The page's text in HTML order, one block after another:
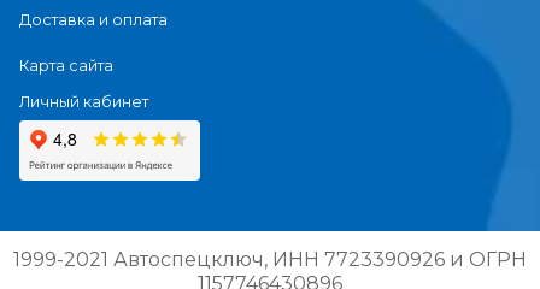
Доставка и оплата
Карта сайта
Личный кабинет
1999-2021 Автоспецключ, ИНН 7723390926 и ОГРН
1157746430896